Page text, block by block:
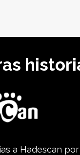
a Hadescan